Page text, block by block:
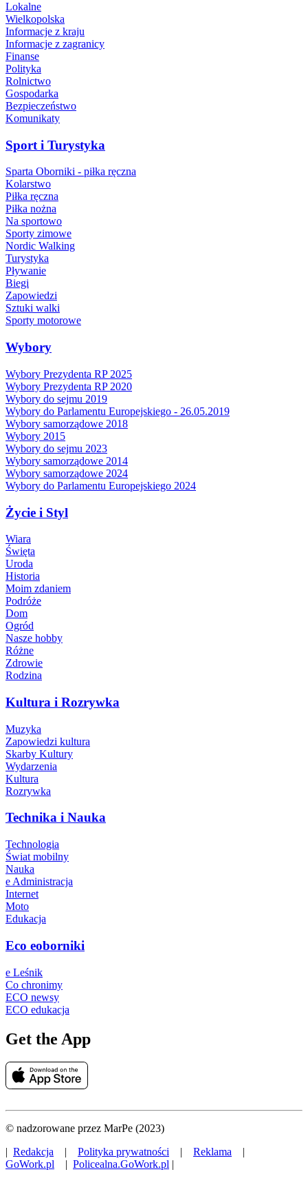
Lokalne
Wielkopolska
Informacje z kraju
Informacje z zagranicy
Finanse
Polityka
Rolnictwo
Gospodarka
Bezpieczeństwo
Komunikaty
Sport i Turystyka
Sparta Oborniki - piłka ręczna
Kolarstwo
Piłka ręczna
Piłka nożna
Na sportowo
Sporty zimowe
Nordic Walking
Turystyka
Pływanie
Biegi
Zapowiedzi
Sztuki walki
Sporty motorowe
Wybory
Wybory Prezydenta RP 2025
Wybory Prezydenta RP 2020
Wybory do sejmu 2019
Wybory do Parlamentu Europejskiego - 26.05.2019
Wybory samorządowe 2018
Wybory 2015
Wybory do sejmu 2023
Wybory samorządowe 2014
Wybory samorządowe 2024
Wybory do Parlamentu Europejskiego 2024
Życie i Styl
Wiara
Święta
Uroda
Historia
Moim zdaniem
Podróże
Dom
Ogród
Nasze hobby
Różne
Zdrowie
Rodzina
Kultura i Rozrywka
Muzyka
Zapowiedzi kultura
Skarby Kultury
Wydarzenia
Kultura
Rozrywka
Technika i Nauka
Technologia
Świat mobilny
Nauka
e Administracja
Internet
Moto
Edukacja
Eco eoborniki
e Leśnik
Co chronimy
ECO newsy
ECO edukacja
Get the App
© nadzorowane przez MarPe (2023)
| Redakcja | Polityka prywatności | Reklama |
GoWork.pl | Policealna.GoWork.pl |